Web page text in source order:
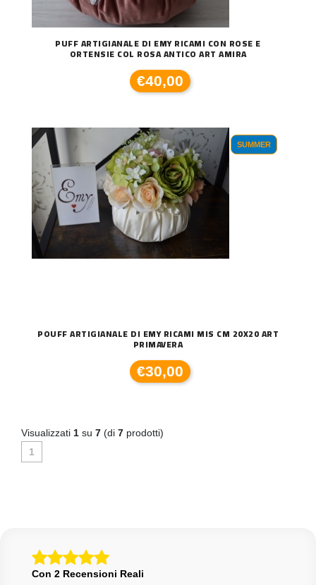
PUFF ARTIGIANALE DI EMY RICAMI CON ROSE E
ORTENSIE COL ROSA ANTICO ART AMIRA
€40,00
SUMMER
POUFF ARTIGIANALE DI EMY RICAMI MIS CM 20X20 ART
PRIMAVERA
€30,00
Visualizzati 1 su 7 (di 7 prodotti)
1
Con 2 Recensioni Reali